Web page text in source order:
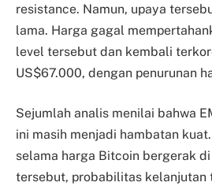
resistance. Namun, upaya
lama. Harga gagal
level tersebut dan kembali
US$67.000, dengan penurunan
Sejumlah analis menilai bahwa
ini masih menjadi hambatan
selama harga Bitcoin bergerak
tersebut, probabilitas kelanjutan